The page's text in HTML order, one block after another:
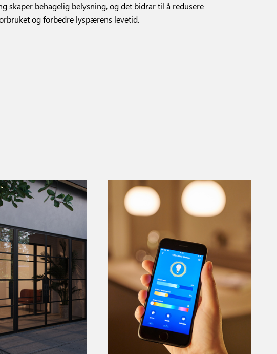
skaper behagelig belysning, og det bidrar til å redusere
og forbedre lyspærens levetid.